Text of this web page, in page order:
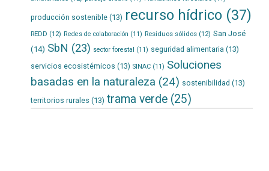
producción sostenible(13) recurso hídrico(37)
REDD (12) Redes de colaboración (11) Residuos sólidos(12) San José
(14) SbN (23) sector forestal (11) seguridad alimentaria (13)
servicios ecosistémicos (13) SINAC(11) Soluciones
basadas en la naturaleza (24) sostenibilidad (13)
territorios rurales (13) trama verde(25)